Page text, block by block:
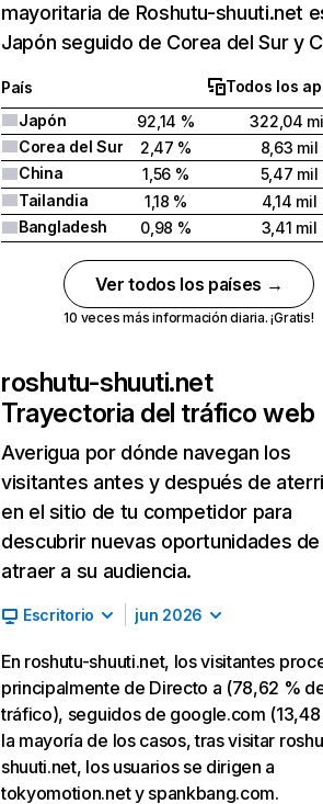
mayoritaria de Roshutu-shuuti.net
Japón seguido de Corea del Sur y
País
Todos los
Japón
92,14 %
322,04
Corea del Sur
2,47 %
8,63 mil
China
1,56 %
5,47 mil
Tailandia
1,18 %
4,14 mil
Bangladesh
0,98 % 3,41 mil
Ver todos los países →
10 veces más información diaria. ¡Gratis!
roshutu-shuuti.net
Trayectoria del tráfico web
Averigua por dónde navegan los
visitantes antes y después de
en el sitio de tu competidor para
descubrir nuevas oportunidades de
atraer a su audiencia.
Escritorio jun 2026
En roshutu-shuuti.net, los visitantes
principalmente de Directo a (78,62 %
tráfico), seguidos de google.com (13,48
la mayoría de los casos, tras visitar
shuuti.net, los usuarios se dirigen a
tokyomotion.net y spankbang.com.